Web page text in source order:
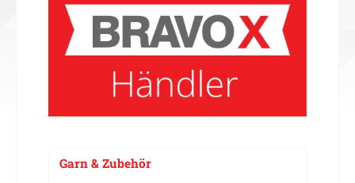
Garn & Zubehör